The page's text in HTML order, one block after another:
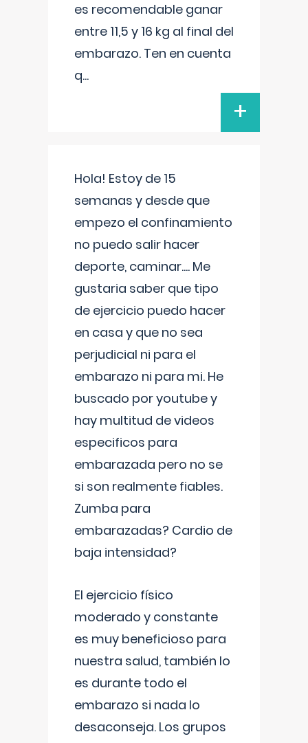
es recomendable ganar
entre 11,5 y 16 kg al final del
embarazo. Ten en cuenta
q...
+
Hola! Estoy de 15
semanas y desde que
empezo el confinamiento
no puedo salir hacer
deporte, caminar.... Me
gustaria saber que tipo
de ejercicio puedo hacer
en casa y que no sea
perjudicial ni para el
embarazo ni para mi. He
buscado por youtube y
hay multitud de videos
especificos para
embarazada pero no se
si son realmente fiables.
Zumba para
embarazadas? Cardio de
baja intensidad?
El ejercicio físico
moderado y constante
es muy beneficioso para
nuestra salud, también lo
es durante todo el
embarazo si nada lo
desaconseja. Los grupos